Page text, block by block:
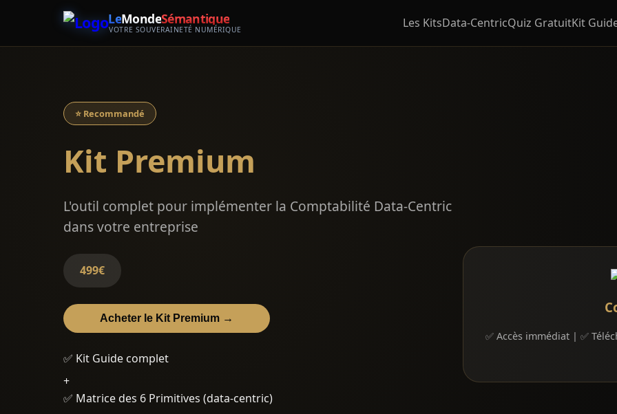
LeMondeSémantique
VOTRE SOUVERAINETÉ NUMÉRIQUE Les KitsData-CentricQuiz GratuitKit
⭐ Recommandé
Kit Premium
L'outil complet pour implémenter la Comptabilité Data-Centric
dans votre entreprise
499€
Acheter le Kit Premium →
✅ Kit Guide complet
+
✅ Matrice des 6 Primitives (data-centric)
✅ Accès immédiat | ✅